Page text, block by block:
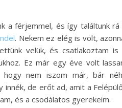
a férjemmel, és így találtunk rá
. Nekem ez elég is volt,
velük, és csatlakoztam is
Ez már egy éve volt
hogy nem iszom már, bár
innék, de erőt ad, amit a
és a csodálatos gyerekeim.